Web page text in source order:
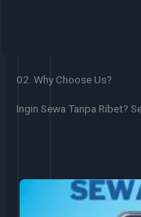
02. Why Choose Us?
Ingin Sewa Tanpa Ribet?